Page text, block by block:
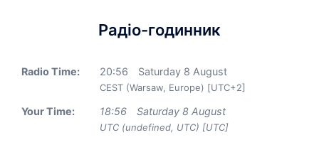
Радіо-годинник
Radio Time: 20:56 Saturday 8 August
CEST (Warsaw, Europe) [UTC+2]
Your Time: 18:56 Saturday 8 August
UTC (undefined, UTC) [UTC]